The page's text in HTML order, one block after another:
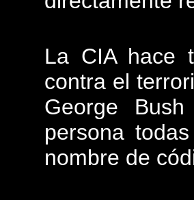
La CIA hace
contra el
George
persona
nombre de